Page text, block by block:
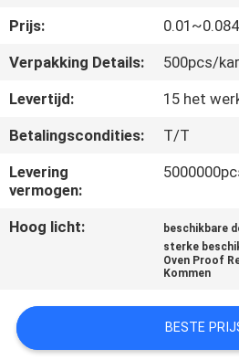
NIEUWS
OM EEN
CITAAT
SITEMAP
PRIVACYBELEID
Prijs:
0.01~0.084
Verpakking Details:
500pcs/
Levertijd:
15 het
Betalingscondities:
T/T
Levering
vermogen:
Hoog licht: beschikbare
sterke
Oven Proof
Kommen
BESTE